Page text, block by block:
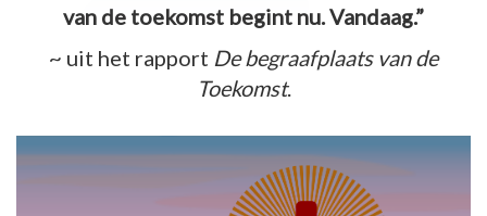
van de toekomst begint nu. Vandaag.”
~ uit het rapport De begraafplaats van de
Toekomst.